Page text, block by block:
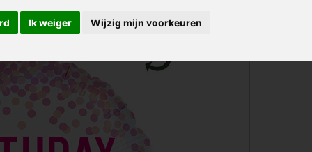
Ik weiger Wijzig mijn voorkeuren